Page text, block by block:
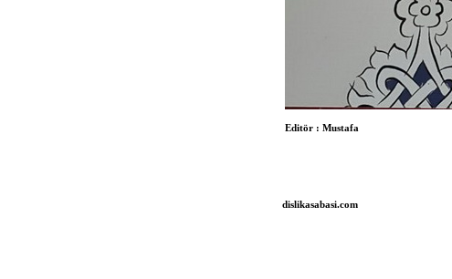
Editör : Mustafa
dislikasabasi.com